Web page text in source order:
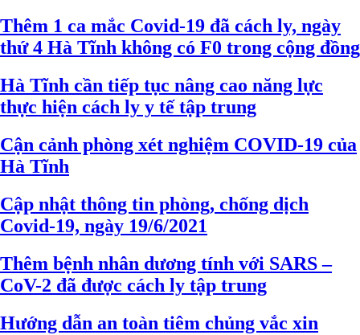
Thêm 1 ca mắc Covid-19 đã cách ly, ngày
thứ 4 Hà Tĩnh không có F0 trong cộng đồng
Hà Tĩnh cần tiếp tục nâng cao năng lực
thực hiện cách ly y tế tập trung
Cận cảnh phòng xét nghiệm COVID-19 của
Hà Tĩnh
Cập nhật thông tin phòng, chống dịch
Covid-19, ngày 19/6/2021
Thêm bệnh nhân dương tính với SARS –
CoV-2 đã được cách ly tập trung
Hướng dẫn an toàn tiêm chủng vắc xin